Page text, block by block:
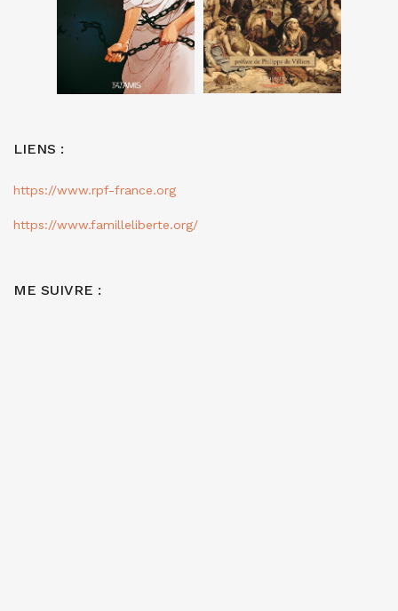
LIENS :
https://www.rpf-france.org
https://www.familleliberte.org/
ME SUIVRE :